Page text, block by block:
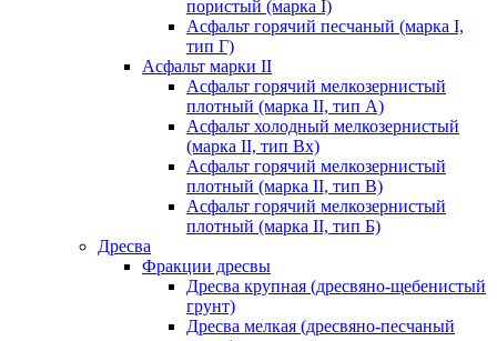
пористый (марка I)
Асфальт горячий песчаный (марка I,
тип Г)
Асфальт марки II
Асфальт горячий мелкозернистый
плотный (марка II, тип А)
Асфальт холодный мелкозернистый
(марка II, тип Вх)
Асфальт горячий мелкозернистый
плотный (марка II, тип В)
Асфальт горячий мелкозернистый
плотный (марка II, тип Б)
Дресва
Фракции дресвы
Дресва крупная (дресвяно-щебенистый
грунт)
Дресва мелкая (дресвяно-песчаный